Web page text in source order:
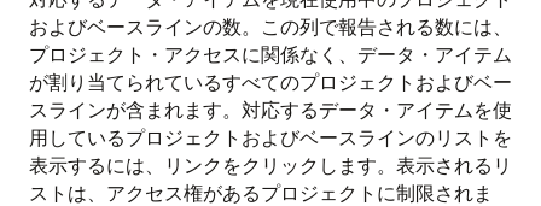
およびベースラインの数。この列で報告される数には、
プロジェクト・アクセスに関係なく、データ・アイテム
が割り当てられているすべてのプロジェクトおよびベー
スラインが含まれます。対応するデータ・アイテムを使
用しているプロジェクトおよびベースラインのリストを
表示するには、リンクをクリックします。表示されるリ
ストは、アクセス権があるプロジェクトに制限されま